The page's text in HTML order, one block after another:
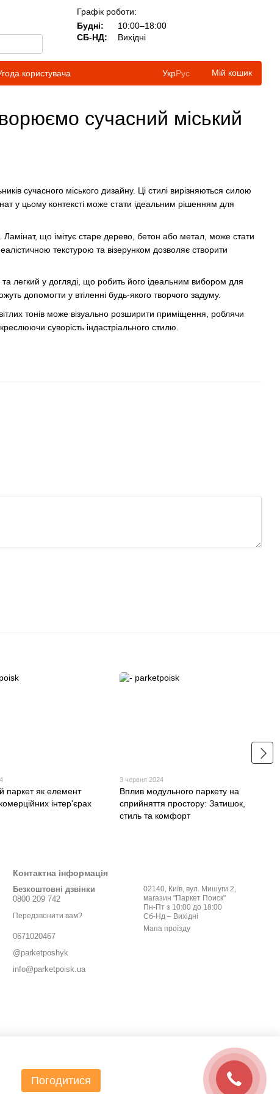
Графік роботи:
Будні:
10:00–18:00
СБ-НД:
Вихідні
користувача УкрРус Мій кошик
сучасний міський
сучасного міського дизайну. Ці стилі вирізняються силою
у цьому контексті може стати ідеальним рішенням для
Ламінат, що імітує старе дерево, бетон або метал, може стати
текстурою та візерунком дозволяє створити
та легкий у догляді, що робить його ідеальним вибором для
допомогти у втіленні будь-якого творчого задуму.
тонів може візуально розширити приміщення, роблячи
суворість індастріального стилю.
паркет як елемент
інтер'єрах
3 червня 2024
Вплив модульного паркету на
сприйняття простору: Затишок,
стиль та комфорт
Контактна інформація
Безкоштовні дзвінки
0800 209 742
Передзвонити вам?
0671020467
@parketposhyk
info@parketpoisk.ua
02140, Київ, вул. Мишуги 2,
магазин "Паркет Поиск"
Пн-Пт з 10:00 до 18:00
Сб-Нд – Вихідні
Мапа проїзду
Погодитися